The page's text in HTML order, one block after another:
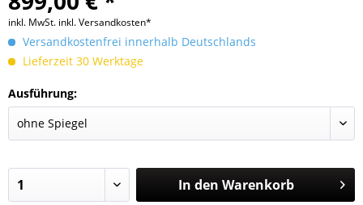
inkl. MwSt. inkl. Versandkosten*
Versandkostenfrei innerhalb Deutschlands
Lieferzeit 30 Werktage
Ausführung:
In den Warenkorb